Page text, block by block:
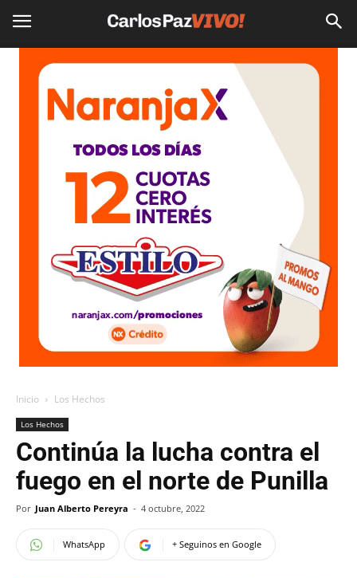
Inicio Los Hechos
Los Hechos
Continúa la lucha contra el
fuego en el norte de Punilla
Por Juan Alberto Pereyra - 4 octubre, 2022
WhatsApp + Seguinos en Google